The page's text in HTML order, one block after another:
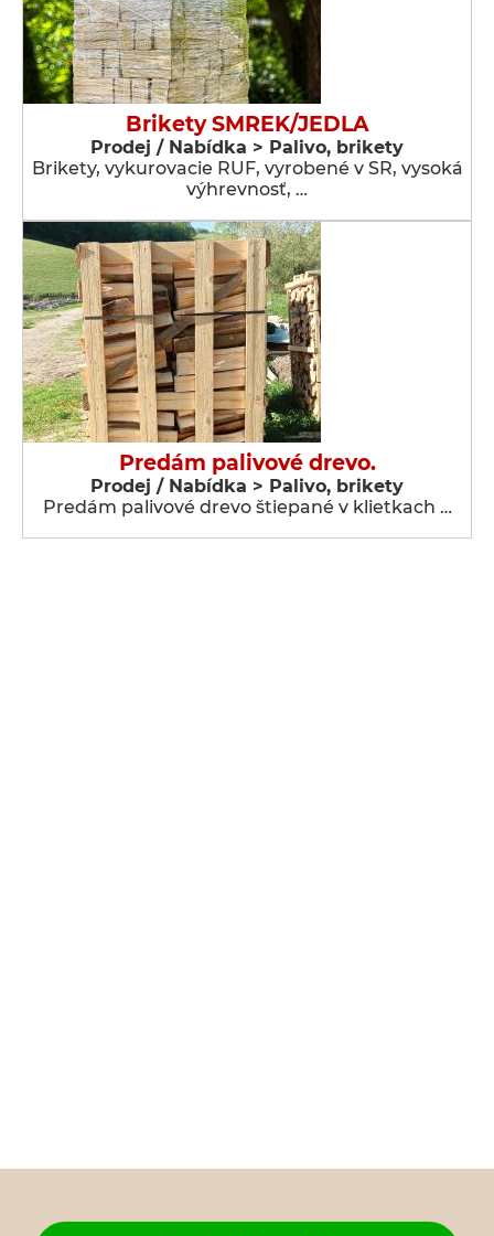
Brikety SMREK/JEDLA
Prodej / Nabídka > Palivo, brikety
Brikety, vykurovacie RUF, vyrobené v SR, vysoká
výhrevnosť, …
Predám palivové drevo.
Prodej / Nabídka > Palivo, brikety
Predám palivové drevo štiepané v klietkach …